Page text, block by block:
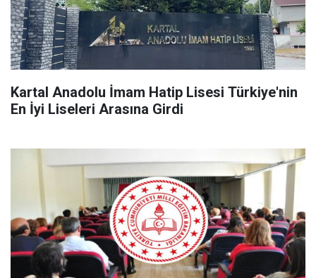
Kartal Anadolu İmam Hatip Lisesi Türkiye'nin
En İyi Liseleri Arasına Girdi